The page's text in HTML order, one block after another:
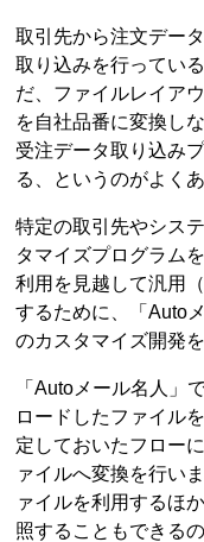
取引先から注文デー
取り込みを行ってい
だ、ファイルレイア
を自社品番に変換し
受注データ取り込み
る、というのがよく
特定の取引先やシス
タマイズプログラム
利用を見越して汎用
するために、「Auto
のカスタマイズ開発
「Autoメール名人」
ロードしたファイル
定しておいたフロー
ァイルへ変換を行い
ァイルを利用するほ
照することもできる